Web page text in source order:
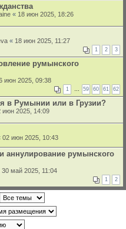
« 18 июн 2025, 18:26
« 18 июн 2025, 11:27
1 2 3
румынского
июн 2025, 09:38
1 … 59 60 61 62
в Румынии или в Грузии?
июн 2025, 14:09
02 июн 2025, 10:43
аннулирование румынского
30 май 2025, 11:04
1 2